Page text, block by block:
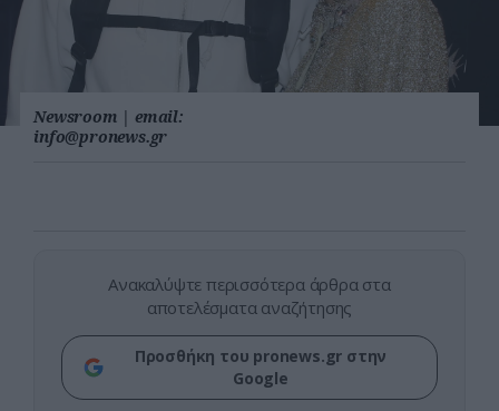
Newsroom | email:
info@pronews.gr
Ανακαλύψτε περισσότερα άρθρα στα
αποτελέσματα αναζήτησης
Προσθήκη του pronews.gr στην
Google